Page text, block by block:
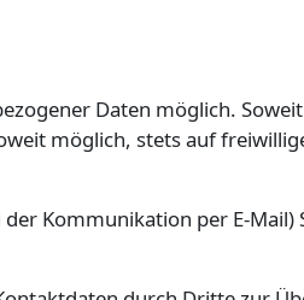
Daten möglich.
möglich, stets auf
Kommunikation per E-